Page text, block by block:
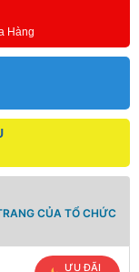
Hàng
CỦA TỔ CHỨC
ƯU ĐÃI